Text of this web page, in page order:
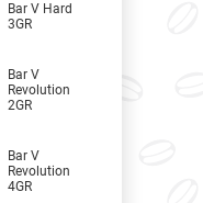
Bar V Hard
3GR
Bar V
Revolution
2GR
Bar V
Revolution
4GR